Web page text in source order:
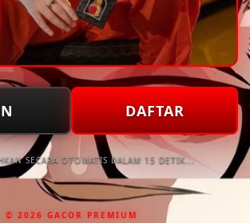
DAFTAR
SECARA OTOMATIS DALAM 15 DETIK...
© 2026 GACOR PREMIUM